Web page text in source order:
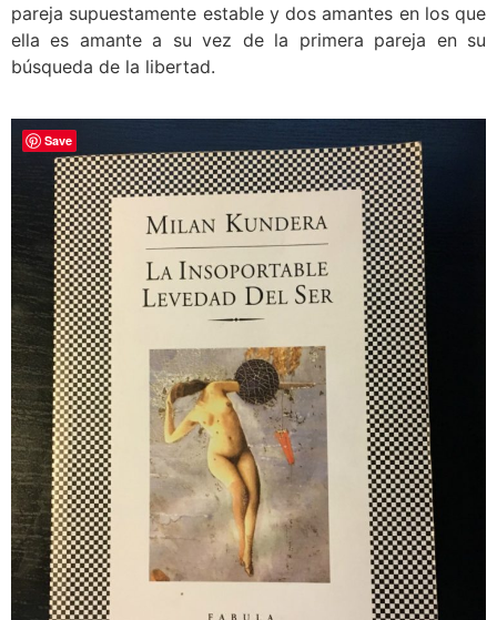
pareja supuestamente estable y dos amantes en los que
ella es amante a su vez de la primera pareja en su
búsqueda de la libertad.
Save